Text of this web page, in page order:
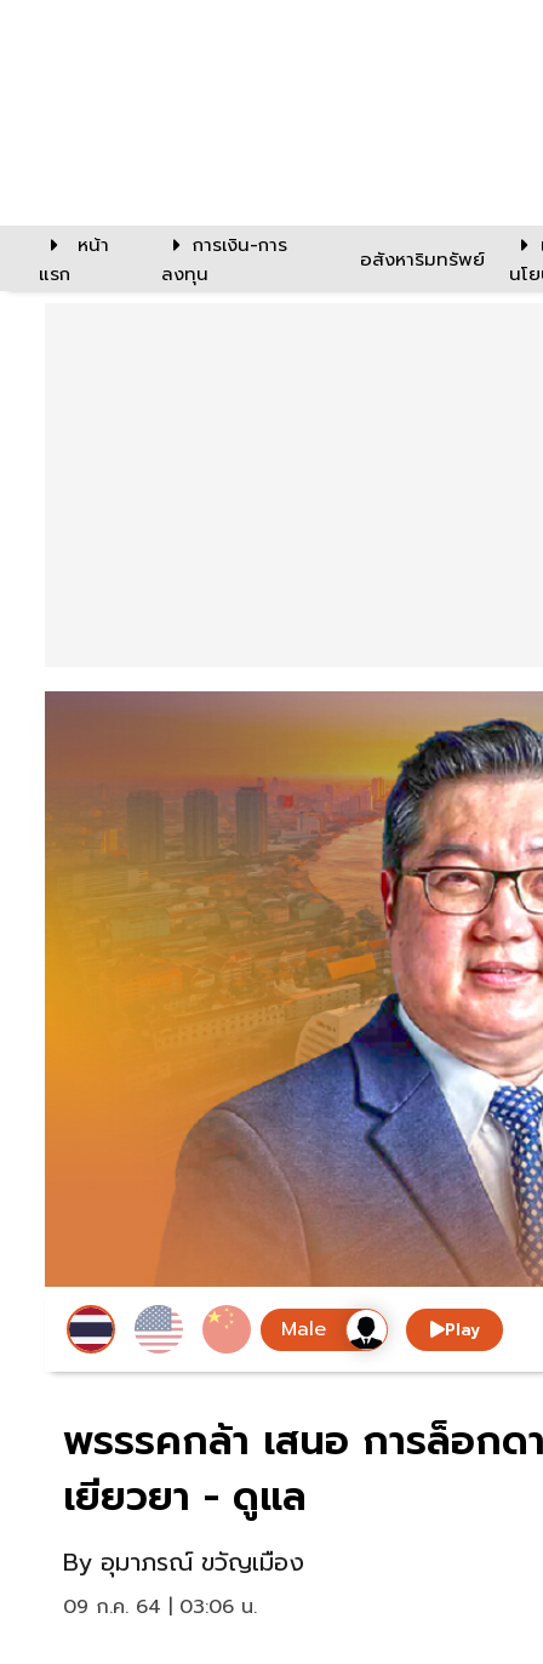
หน้า
แรก
การเงิน-การ
ลงทุน
อสังหาริมทรัพย์
นโ
Play
พรรรคกล้า เสนอ การล็อก
เยียวยา - ดูแล
By อุมาภรณ์ ขวัญเมือง
09 ก.ค. 64 | 03:06 น.